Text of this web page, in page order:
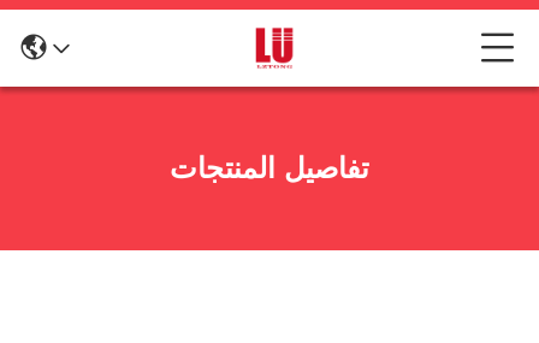
تفاصيل المنتجات